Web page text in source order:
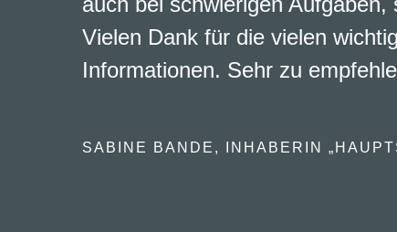
Vielen Dank für die vielen
Informationen. Sehr zu
SABINE BANDE, INHABERIN